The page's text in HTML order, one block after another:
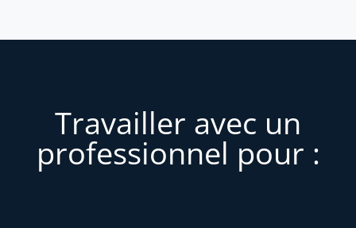
Travailler avec un
professionnel pour :